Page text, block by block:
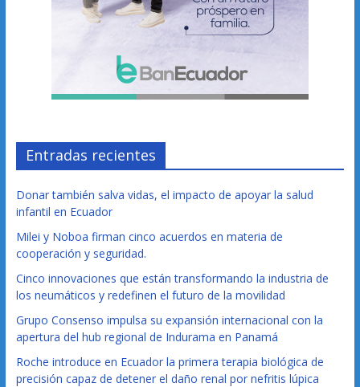
Entradas recientes
Donar también salva vidas, el impacto de apoyar la salud
infantil en Ecuador
Milei y Noboa firman cinco acuerdos en materia de
cooperación y seguridad.
Cinco innovaciones que están transformando la industria de
los neumáticos y redefinen el futuro de la movilidad
Grupo Consenso impulsa su expansión internacional con la
apertura del hub regional de Indurama en Panamá
Roche introduce en Ecuador la primera terapia biológica de
precisión capaz de detener el daño renal por nefritis lúpica